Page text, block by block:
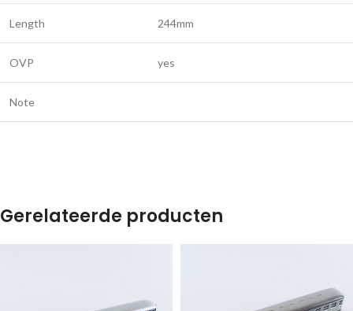
Length 244mm
OVP yes
Note
Gerelateerde producten